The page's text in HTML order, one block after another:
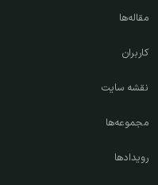
مقاله‌ها
کاربران
نقشه سایت
مجموعه‌ها
رویدادها